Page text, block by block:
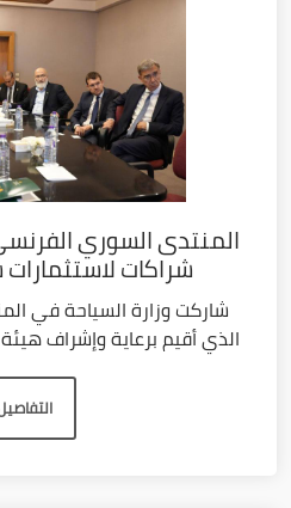
المنتدى السوري
شراكات
شاركت وزارة السياحة في
الذي أقيم برعاية وإشراف